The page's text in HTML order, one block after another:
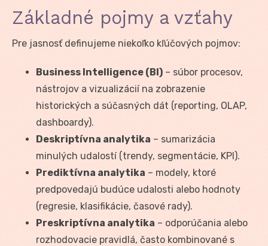
Základné pojmy a vzťahy
Pre jasnosť definujeme niekoľko kľúčových pojmov:
Business Intelligence (BI) – súbor procesov,
nástrojov a vizualizácií na zobrazenie
historických a súčasných dát (reporting, OLAP,
dashboardy).
Deskriptívna analytika – sumarizácia
minulých udalostí (trendy, segmentácie, KPI).
Prediktívna analytika – modely, ktoré
predpovedajú budúce udalosti alebo hodnoty
(regresie, klasifikácie, časové rady).
Preskriptívna analytika – odporúčania alebo
rozhodovacie pravidlá, často kombinované s